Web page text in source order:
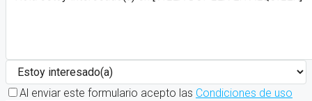
Al enviar este formulario acepto las Condiciones de uso